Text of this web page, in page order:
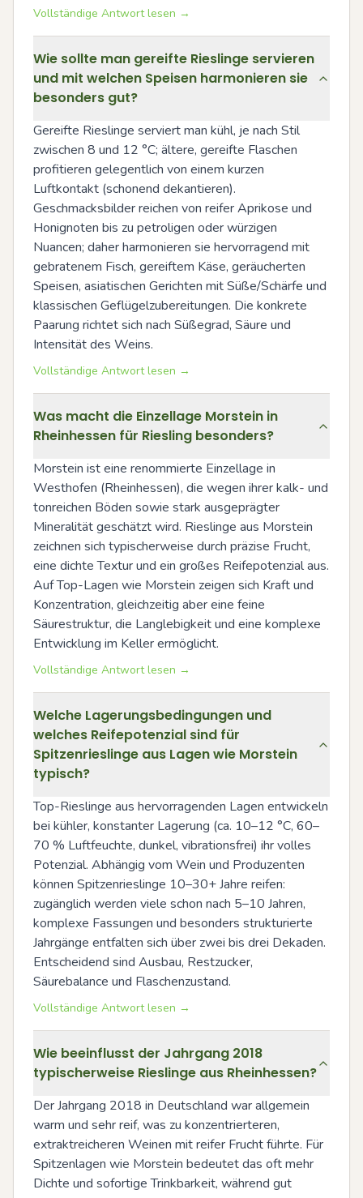
Vollständige Antwort lesen →
Wie sollte man gereifte Rieslinge servieren
und mit welchen Speisen harmonieren sie
besonders gut?
Gereifte Rieslinge serviert man kühl, je nach Stil
zwischen 8 und 12 °C; ältere, gereifte Flaschen
profitieren gelegentlich von einem kurzen
Luftkontakt (schonend dekantieren).
Geschmacksbilder reichen von reifer Aprikose und
Honignoten bis zu petroligen oder würzigen
Nuancen; daher harmonieren sie hervorragend mit
gebratenem Fisch, gereiftem Käse, geräucherten
Speisen, asiatischen Gerichten mit Süße/Schärfe und
klassischen Geflügelzubereitungen. Die konkrete
Paarung richtet sich nach Süßegrad, Säure und
Intensität des Weins.
Vollständige Antwort lesen →
Was macht die Einzellage Morstein in
Rheinhessen für Riesling besonders?
Morstein ist eine renommierte Einzellage in
Westhofen (Rheinhessen), die wegen ihrer kalk- und
tonreichen Böden sowie stark ausgeprägter
Mineralität geschätzt wird. Rieslinge aus Morstein
zeichnen sich typischerweise durch präzise Frucht,
eine dichte Textur und ein großes Reifepotenzial aus.
Auf Top-Lagen wie Morstein zeigen sich Kraft und
Konzentration, gleichzeitig aber eine feine
Säurestruktur, die Langlebigkeit und eine komplexe
Entwicklung im Keller ermöglicht.
Vollständige Antwort lesen →
Welche Lagerungsbedingungen und
welches Reifepotenzial sind für
Spitzenrieslinge aus Lagen wie Morstein
typisch?
Top-Rieslinge aus hervorragenden Lagen entwickeln
bei kühler, konstanter Lagerung (ca. 10–12 °C, 60–
70 % Luftfeuchte, dunkel, vibrationsfrei) ihr volles
Potenzial. Abhängig vom Wein und Produzenten
können Spitzenrieslinge 10–30+ Jahre reifen:
zugänglich werden viele schon nach 5–10 Jahren,
komplexe Fassungen und besonders strukturierte
Jahrgänge entfalten sich über zwei bis drei Dekaden.
Entscheidend sind Ausbau, Restzucker,
Säurebalance und Flaschenzustand.
Vollständige Antwort lesen →
Wie beeinflusst der Jahrgang 2018
typischerweise Rieslinge aus Rheinhessen?
Der Jahrgang 2018 in Deutschland war allgemein
warm und sehr reif, was zu konzentrierteren,
extraktreicheren Weinen mit reifer Frucht führte. Für
Spitzenlagen wie Morstein bedeutet das oft mehr
Dichte und sofortige Trinkbarkeit, während gut